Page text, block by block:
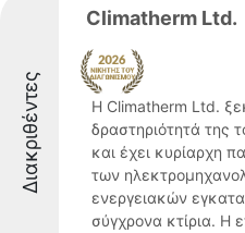
Διακριθέντες
Climatherm Ltd.
Η Climatherm Ltd.
δραστηριότητά της
και έχει κυρίαρχη
των
ενεργειακών
σύγχρονα κτίρια. Η